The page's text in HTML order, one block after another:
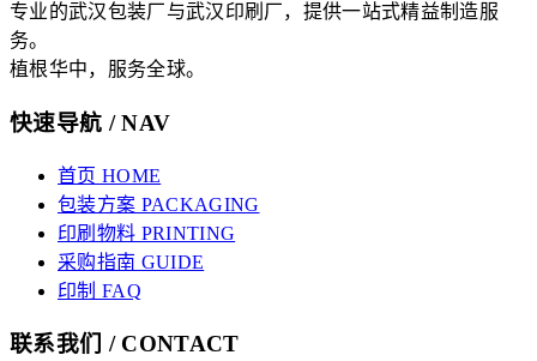
专业的武汉包装厂与武汉印刷厂，提供一站式精益制造服
务。
植根华中，服务全球。
快速导航 / NAV
首页 HOME
包装方案 PACKAGING
印刷物料 PRINTING
采购指南 GUIDE
印制 FAQ
联系我们 / CONTACT